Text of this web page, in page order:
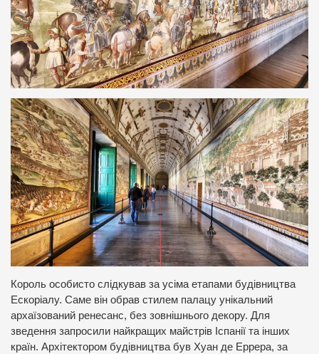
Король особисто слідкував за усіма етапами будівництва
Ескоріалу. Саме він обрав стилем палацу унікальний
архаїзований ренесанс, без зовнішнього декору. Для
зведення запросили найкращих майстрів Іспанії та інших
країн. Архітектором будівництва був Хуан де Еррера, за